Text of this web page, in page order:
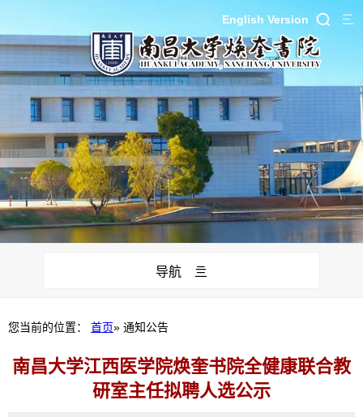
English Version
导航 亖
您当前的位置： 首页» 通知公告
南昌大学江西医学院焕奎书院全健康联合教
研室主任拟聘人选公示